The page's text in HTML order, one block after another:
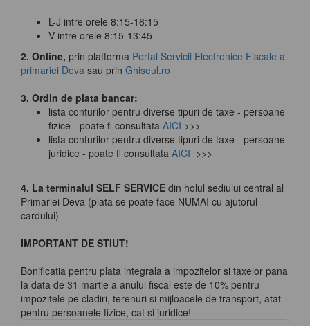
L-J intre orele 8:15-16:15
V intre orele 8:15-13:45
2. Online, prin platforma Portal Servicii Electronice Fiscale a
primariei Deva sau prin Ghiseul.ro
3. Ordin de plata bancar:
lista conturilor pentru diverse tipuri de taxe - persoane
fizice - poate fi consultata AICI >>>
lista conturilor pentru diverse tipuri de taxe - persoane
juridice - poate fi consultata AICI >>>
4. La terminalul SELF SERVICE din holul sediului central al
Primariei Deva (plata se poate face NUMAI cu ajutorul
cardului)
IMPORTANT DE STIUT!
Bonificatia pentru plata integrala a impozitelor si taxelor pana
la data de 31 martie a anului fiscal este de 10% pentru
impozitele pe cladiri, terenuri si mijloacele de transport, atat
pentru persoanele fizice, cat si juridice!